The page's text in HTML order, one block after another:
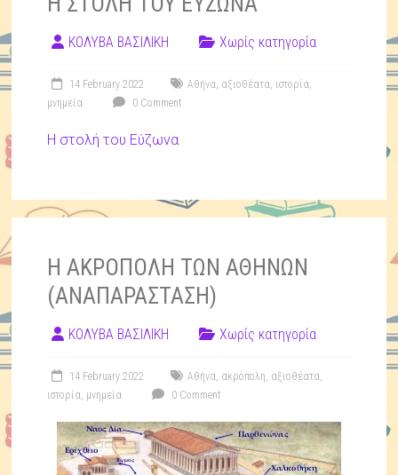
ΚΟΛΥΒΑ ΒΑΣΙΛΙΚΗ Χωρίς κατηγορία
14 February 2022 Αθήνα, αξιοθέατα, ιστορία,
μνημεία
0 Comment
Η στολή του Εύζωνα
Η ΑΚΡΟΠΟΛΗ ΤΩΝ ΑΘΗΝΩΝ
(ΑΝΑΠΑΡΑΣΤΑΣΗ)
ΚΟΛΥΒΑ ΒΑΣΙΛΙΚΗ Χωρίς κατηγορία
14 February 2022 Αθήνα, ακρόπολη, αξιοθέατα,
ιστορία, μνημεία 0 Comment